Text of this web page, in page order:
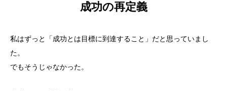
成功の再定義
私はずっと「成功とは目標に到達すること」だと思っていまし
た。
でもそうじゃなかった。